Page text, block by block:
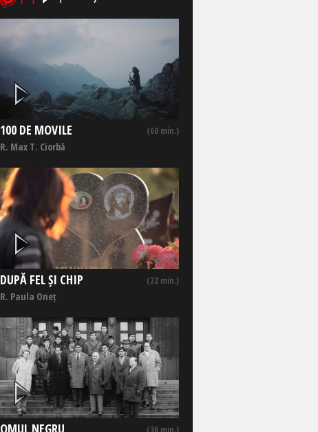
100 DE MOVILE (60 min.)
R. Max T. Ciorbă
DUPĂ FEL ȘI CHIP (22 min.)
R. Paula Oneț
OMUL NEGRU (36 min.)